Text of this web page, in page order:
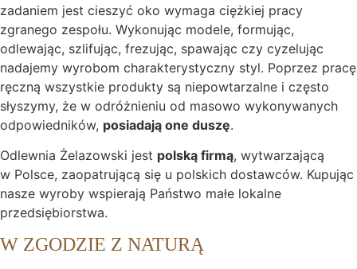
zadaniem jest cieszyć oko wymaga ciężkiej pracy
zgranego zespołu. Wykonując modele, formując,
odlewając, szlifując, frezując, spawając czy cyzelując
nadajemy wyrobom charakterystyczny styl. Poprzez pracę
ręczną wszystkie produkty są niepowtarzalne i często
słyszymy, że w odróżnieniu od masowo wykonywanych
odpowiedników, posiadają one duszę.
Odlewnia Żelazowski jest polską firmą, wytwarzającą
w Polsce, zaopatrującą się u polskich dostawców. Kupując
nasze wyroby wspierają Państwo małe lokalne
przedsiębiorstwa.
W ZGODZIE Z NATURĄ